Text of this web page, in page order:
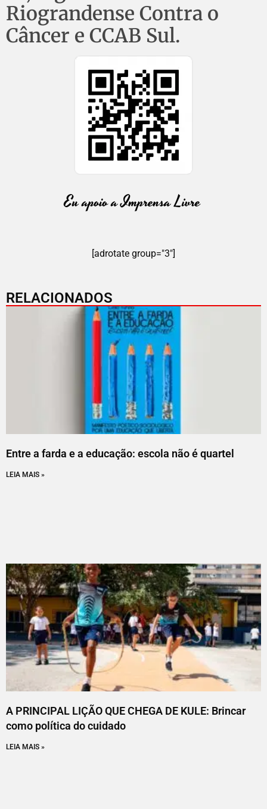
Riograndense Contra o
Câncer e CCAB Sul.
[adrotate group="3"]
RELACIONADOS
Entre a farda e a educação: escola não é quartel
LEIA MAIS »
A PRINCIPAL LIÇÃO QUE CHEGA DE KULE: Brincar
como política do cuidado
LEIA MAIS »